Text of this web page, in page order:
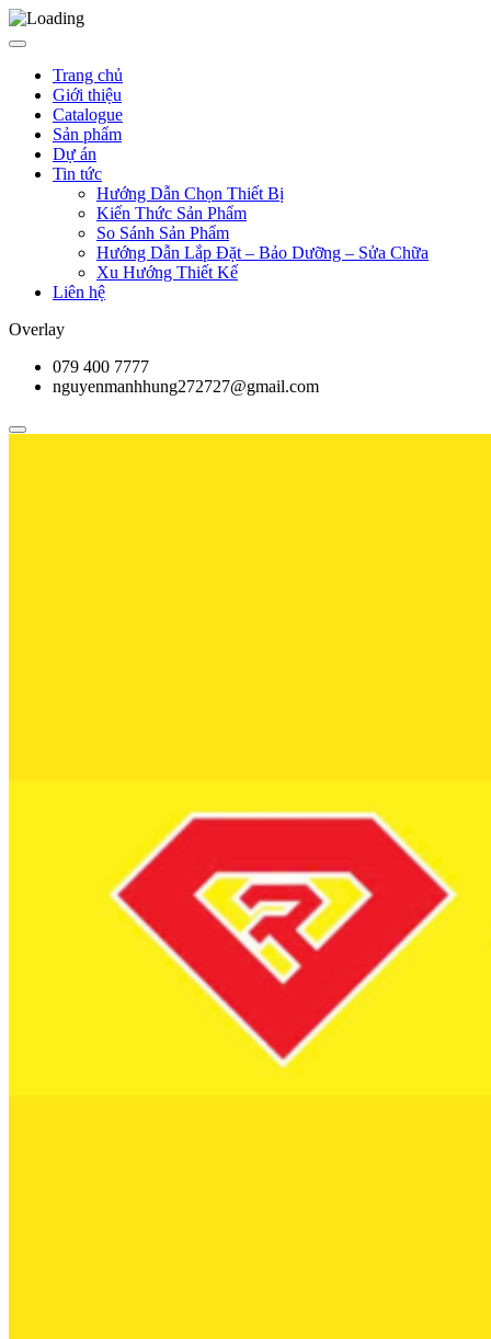
Trang chủ
Giới thiệu
Catalogue
Sản phẩm
Dự án
Tin tức
Hướng Dẫn Chọn Thiết Bị
Kiến Thức Sản Phẩm
So Sánh Sản Phẩm
Hướng Dẫn Lắp Đặt – Bảo Dưỡng – Sửa Chữa
Xu Hướng Thiết Kế
Liên hệ
Overlay
079 400 7777
nguyenmanhhung272727@gmail.com